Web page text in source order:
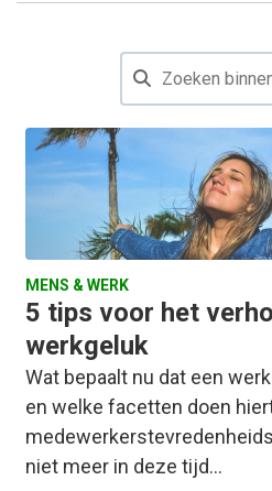
MENS & WERK
5 tips voor het
werkgeluk
Wat bepaalt nu dat een
en welke facetten doen
niet meer in deze tijd…